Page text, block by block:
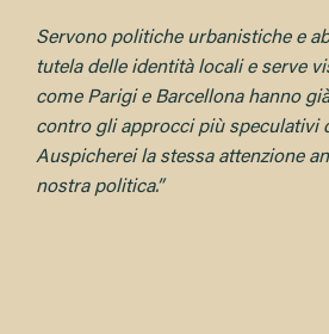
Servono politiche urbanistiche e
tutela delle identità locali e serve
come Parigi e Barcellona hanno
contro gli approcci più speculativi
Auspicherei la stessa attenzione
nostra politica.”